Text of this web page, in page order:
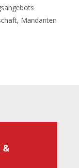
Mandanten
&